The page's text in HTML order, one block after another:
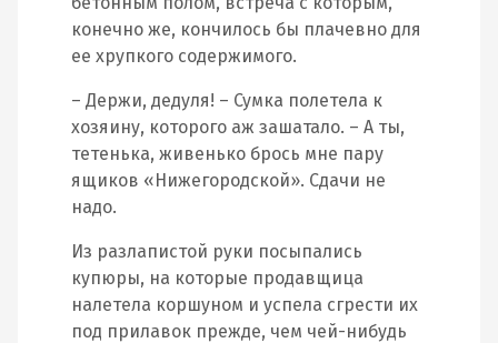
конечно же, кончилось бы плачевно для
ее хрупкого содержимого.
– Держи, дедуля! – Сумка полетела к
хозяину, которого аж зашатало. – А ты,
тетенька, живенько брось мне пару
ящиков «Нижегородской». Сдачи не
надо.
Из разлапистой руки посыпались
купюры, на которые продавщица
налетела коршуном и успела сгрести их
под прилавок прежде, чем чей-нибудь